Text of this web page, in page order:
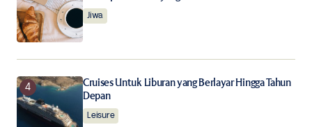
Jiwa
Cruises Untuk Liburan yang Berlayar Hingga Tahun
Depan
Leisure